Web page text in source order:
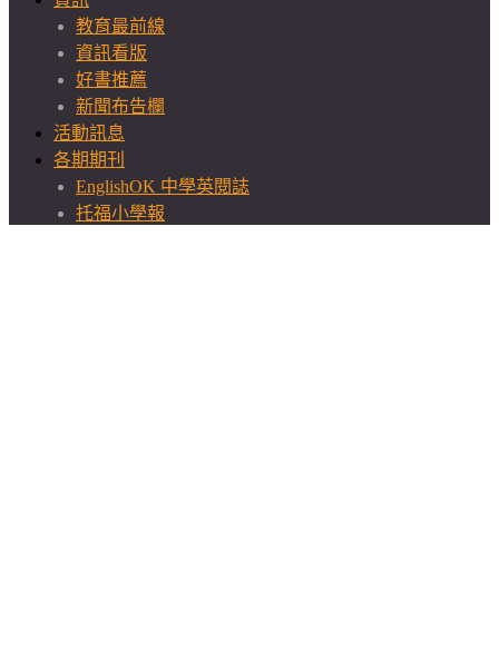
教育最前線
資訊看版
好書推薦
新聞布告欄
活動訊息
各期期刊
EnglishOK 中學英閱誌
托福小學報